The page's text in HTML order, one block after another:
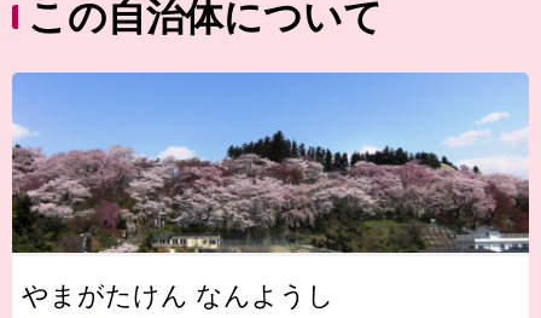
この自治体について
やまがたけん なんようし